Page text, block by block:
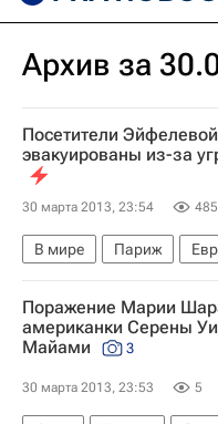
Архив за
Посетители
эвакуированы из-за
30 марта 2013, 23:54
В мире Париж
Весь мир
Поражение Марии
американки Серены
Майами
3
30 марта 2013, 23:53 5